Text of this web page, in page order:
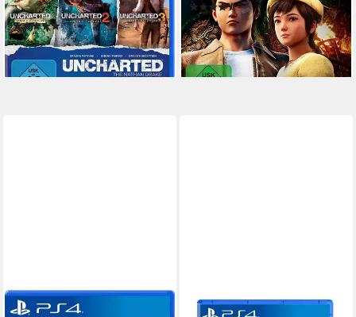
Action, Adventure Genre
(219)
19,99 €
lieferbar - in 2-3 Werktagen bei dir
(3)
ab 5,99 € 14,99 €
-60%
lieferbar - in 2-3 Werktagen bei dir
BANDAI NAMCO MINECRAFT